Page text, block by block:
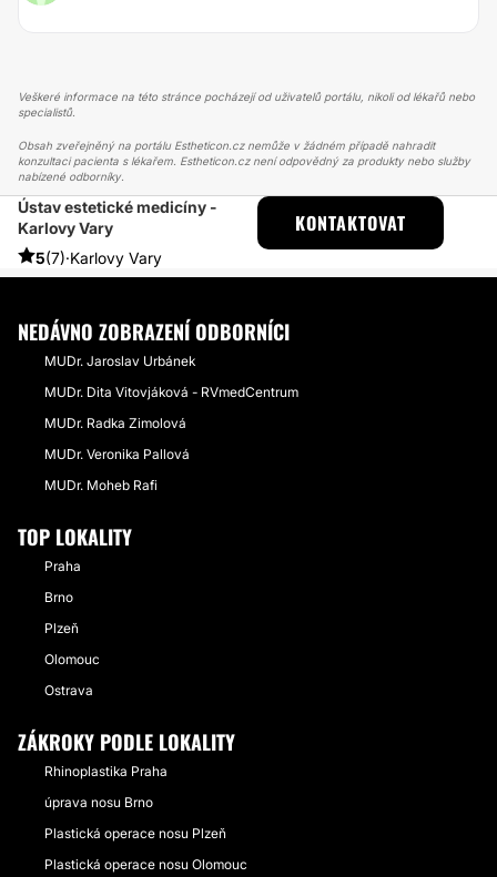
Veškeré informace na této stránce pocházejí od uživatelů portálu, nikoli od lékařů nebo
specialistů.
Obsah zveřejněný na portálu Estheticon.cz nemůže v žádném případě nahradit
konzultaci pacienta s lékařem. Estheticon.cz není odpovědný za produkty nebo služby
nabízené odborníky.
Ústav estetické medicíny -
Karlovy Vary
5(7)·Karlovy Vary
KONTAKTOVAT
ESTHETICON
PŘÍBĚHY
PŘÍBĚHY TÝKAJÍCÍ SE ZÁKROKU RHINOPLASTIKA
OPERACE NOSU - ODSTRANĚNÍ NEPĚKNÉHO HRBOLKU
NEDÁVNO ZOBRAZENÍ ODBORNÍCI
MUDr. Jaroslav Urbánek
MUDr. Dita Vitovjáková - RVmedCentrum
MUDr. Radka Zimolová
MUDr. Veronika Pallová
MUDr. Moheb Rafi
TOP LOKALITY
Praha
Brno
Plzeň
Olomouc
Ostrava
ZÁKROKY PODLE LOKALITY
Rhinoplastika Praha
úprava nosu Brno
Plastická operace nosu Plzeň
Plastická operace nosu Olomouc